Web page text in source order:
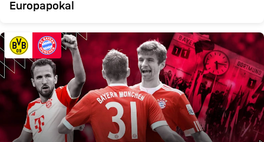
Europapokal